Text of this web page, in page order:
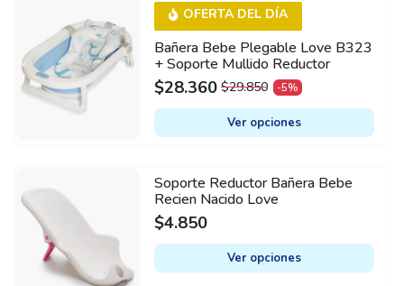
be
chosen
on
the
product
page
Bañera Bebe Plegable Love B323
+ Soporte Mullido Reductor
OFERTA DEL DÍA
$29.850
ORIGINAL
PRICE
WAS:
$28.360
CURRENT
PRICE
IS:
-5%
Ver opciones
This
product
has
multiple
variants.
be
chosen
on
Soporte Reductor Bañera Bebe
Recien Nacido Love
$4.850
Ver opciones
This
product
has
multiple
variants.